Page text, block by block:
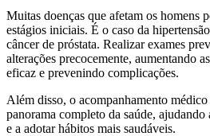
Muitas doenças que afetam os homens
estágios iniciais. É o caso da
câncer de próstata. Realizar exames
alterações precocemente, aumentando
eficaz e prevenindo complicações.
Além disso, o acompanhamento
panorama completo da saúde,
e a adotar hábitos mais saudáveis.